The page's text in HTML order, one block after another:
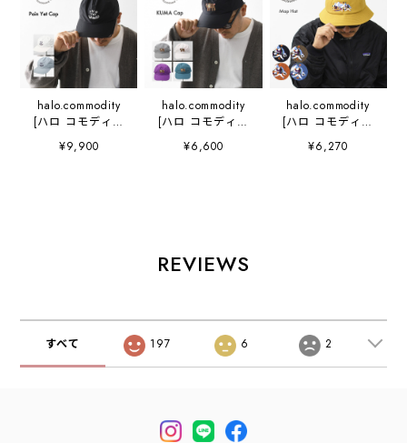
halo.commodity
[ハロ コモディテ
[HL-1112-p] パイ
¥9,900
halo.commodity
[ハロ コモディテ
ィ] KUMA Cap
[h261-279] クマ
¥6,600
halo.commodity
[ハロ コモディテ
ィ] Map Hat
[h253-438] マッ
¥6,270
REVIEWS
すべて 197 6 2